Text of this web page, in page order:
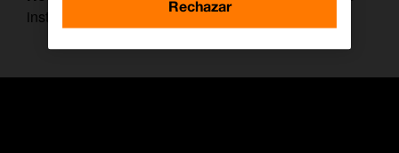
instragrameables de la ciudad.
Rechazar